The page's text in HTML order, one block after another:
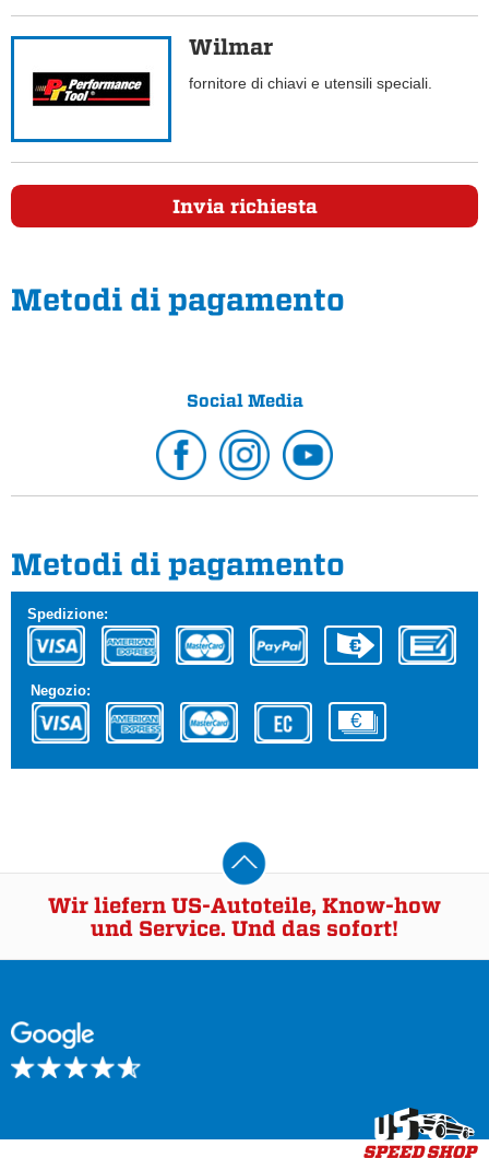
Wilmar
fornitore di chiavi e utensili speciali.
Invia richiesta
Metodi di pagamento
Social Media
Metodi di pagamento
Spedizione:
Negozio:
Wir liefern US-Autoteile, Know-how
und Service. Und das sofort!